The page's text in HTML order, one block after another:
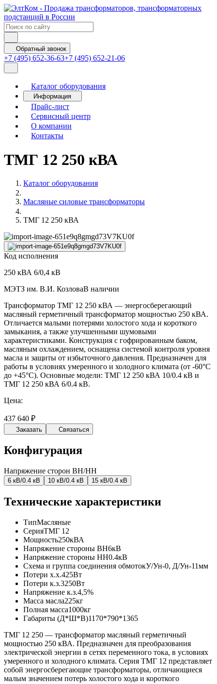
Обратный звонок
+7 (495) 652-36-63+7 (495) 652-21-06
Каталог оборудования
Информация
Прайс-лист
Сервисный центр
О компании
Контакты
ТМГ 12 250 кВА
Каталог оборудования
Масляные силовые трансформаторы
ТМГ 12 250 кВА
Код исполнения
250 кВА 6/0,4 кВ
МЭТЗ им. В.И. КозловаВ наличии
Трансформатор ТМГ 12 250 кВА — энергосберегающий
масляный герметичный трансформатор мощностью 250 кВА.
Отличается малыми потерями холостого хода и короткого
замыкания, а также улучшенными шумовыми
характеристиками. Конструкция с гофрированным баком,
масляным охлаждением, оснащена системой контроля уровня
масла и защиты от избыточного давления. Предназначен для
работы в условиях умеренного и холодного климата (от -60°С
до +45°С). Основные модели: ТМГ 12 250 кВА 10/0.4 кВ и
ТМГ 12 250 кВА 6/0.4 кВ.
Цена:
437 640 ₽
Заказать Связаться
Конфигурация
Напряжение сторон ВН/НН
6 кВ/0.4 кВ 10 кВ/0.4 кВ 15 кВ/0.4 кВ
Технические характеристики
ТипМасляные
СерияТМГ 12
Мощность250кВА
Напряжение стороны ВН6кВ
Напряжение стороны НН0.4кВ
Схема и группа соединения обмотокУ/Ун-0, Д/Ун-11мм
Потери х.х.425Вт
Потери к.з.3250Вт
Напряжение к.з.4,5%
Масса масла225кг
Полная масса1000кг
Габариты (Д*Ш*В)1170*790*1365
ТМГ 12 250 — трансформатор масляный герметичный
мощностью 250 кВА. Предназначен для преобразования
электрической энергии в сетях переменного тока, в условиях
умеренного и холодного климата. Серия ТМГ 12 представляет
собой энергосберегающие трансформаторы, отличающиеся
малым значением потерь холостого хода и короткого